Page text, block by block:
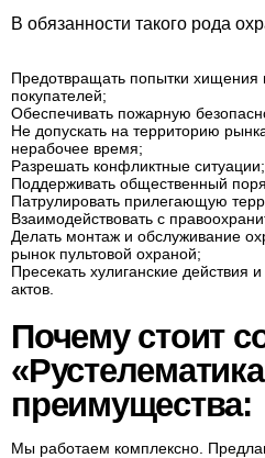
В обязанности такого рода
Предотвращать попытки хищения
покупателей;
Обеспечивать пожарную
Не допускать на территорию
нерабочее время;
Разрешать конфликтные ситуации;
Поддерживать общественный
Патрулировать прилегающую
Взаимодействовать с
Делать монтаж и обслуживание
рынок пультовой охраной;
Пресекать хулиганские действия
актов.
Почему стоит
преимущества:
Мы работаем комплексно.